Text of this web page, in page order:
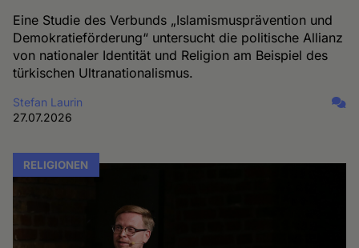
Eine Studie des Verbunds „Islamismusprävention und
Demokratieförderung“ untersucht die politische Allianz
von nationaler Identität und Religion am Beispiel des
türkischen Ultranationalismus.
Stefan Laurin
27.07.2026
RELIGIONEN